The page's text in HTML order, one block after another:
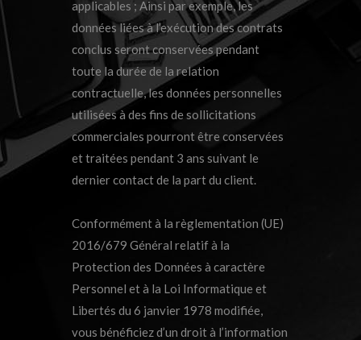
applicables ; Ainsi par exemple, les
données liées à l’exécution des contrats
conclus seront conservées pendant
toute la durée de la relation
contractuelle, les données personnelles
utilisées à des fins de sollicitations
commerciales pourront être conservées
et traitées pendant 3 ans suivant le
dernier contact de la part du client.
Conformément à la règlementation (UE)
2016/679 Général relatif à la
Protection des Données à caractère
Personnel et à la Loi Informatique et
Libertés du 6 janvier 1978 modifiée,
vous bénéficiez d’un droit à l’information